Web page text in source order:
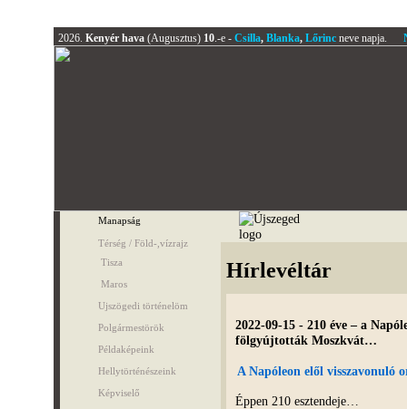
2026. Kenyér hava (Augusztus) 10.-e - Csilla, Blanka, Lőrincneve napja.
Manapság
Térség / Föld-,vízrajz
Tisza
Maros
Ujszögedi történelöm
Polgármestörök
Példaképeink
Hellytörténészeink
Képviselő
Hírlevéltár
2022-09-15 - 210 éve – a
fölgyújtották Moszkvát…
A Napóleon elől
Éppen 210 esztendeje…